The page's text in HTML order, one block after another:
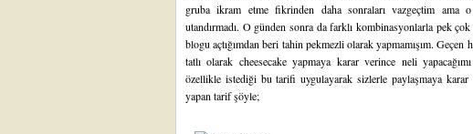
gruba ikram etme fikrinden daha sonraları vazgeçtim ama
utandırmadı. O günden sonra da farklı kombinasyonlarla pek
blogu açtığımdan beri tahin pekmezli olarak yapmamışım. Geçen
tatlı olarak cheesecake yapmaya karar verince neli
özellikle istediği bu tarifi uygulayarak sizlerle paylaşmaya karar
yapan tarif şöyle;